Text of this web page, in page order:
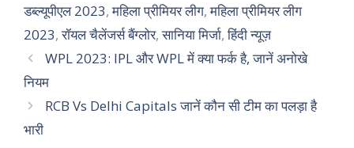
डब्ल्यूपीएल 2023,महिला प्रीमियर लीग,महिला प्रीमियर लीग
2023,रॉयल चैलेंजर्स बैंग्लोर,सानिया मिर्जा,हिंदी न्यूज़
WPL 2023: IPL और WPL में क्या फर्क है, जानें अनोखे
नियम
RCB Vs Delhi Capitals जानें कौन सी टीम का पलड़ा है
भारी